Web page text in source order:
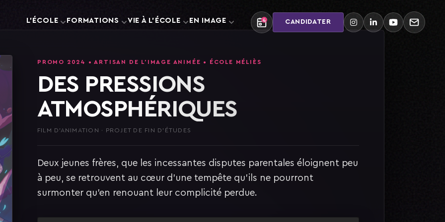
L'ÉCOLE FORMATIONS VIE À L'ÉCOLE EN IMAGE 4 CANDIDATER
PROMO 2024 • ARTISAN DE L'IMAGE ANIMÉE • ÉCOLE MÉLIÈS
DES PRESSIONS
ATMOSPHÉRIQUES
FILM D'ANIMATION · PROJET DE FIN D'ÉTUDES
Deux jeunes frères, que les incessantes disputes parentales éloignent peu
à peu, se retrouvent au cœur d'une tempête qu'ils ne pourront
surmonter qu'en renouant leur complicité perdue.